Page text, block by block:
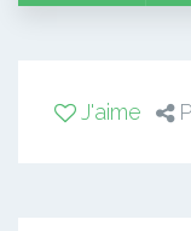
J'aime